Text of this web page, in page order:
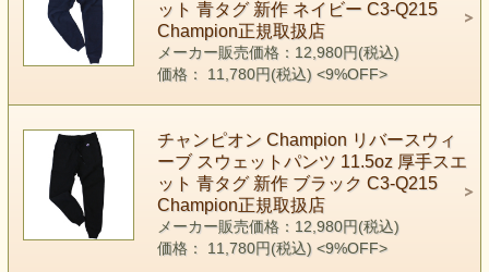
ット 青タグ 新作 ネイビー C3-Q215
Champion正規取扱店
メーカー販売価格：12,980円(税込)
価格： 11,780円(税込) <9%OFF>
チャンピオン Champion リバースウィ
ーブ スウェットパンツ 11.5oz 厚手スエ
ット 青タグ 新作 ブラック C3-Q215
Champion正規取扱店
メーカー販売価格：12,980円(税込)
価格： 11,780円(税込) <9%OFF>